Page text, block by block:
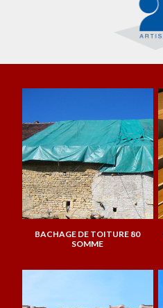
BACHAGE DE TOITURE 80
SOMME